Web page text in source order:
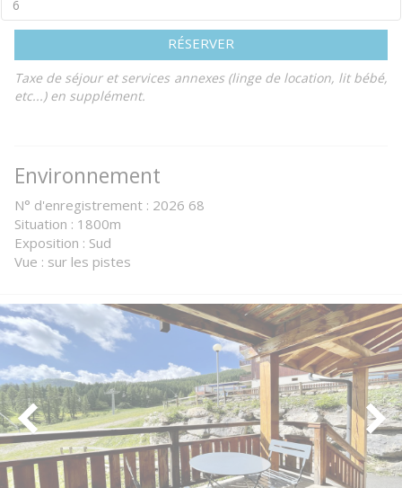
RÉSERVER
Taxe de séjour et services annexes (linge de location, lit bébé,
etc...) en supplément.
Environnement
N° d'enregistrement : 2026 68
Situation : 1800m
Exposition : Sud
Vue : sur les pistes